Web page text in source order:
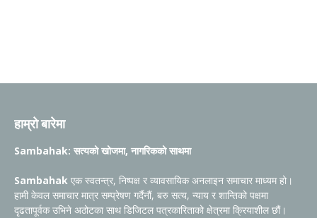
हाम्रो बारेमा
Sambahak: सत्यको खोजमा, नागरिकको साथमा
Sambahak एक स्वतन्त्र, निष्पक्ष र व्यावसायिक अनलाइन समाचार माध्यम हो।
हामी केवल समाचार मात्र सम्प्रेषण गर्दैनौं, बरु सत्य, न्याय र शान्तिको पक्षमा
दृढतापूर्वक उभिने अठोटका साथ डिजिटल पत्रकारिताको क्षेत्रमा क्रियाशील छौं।